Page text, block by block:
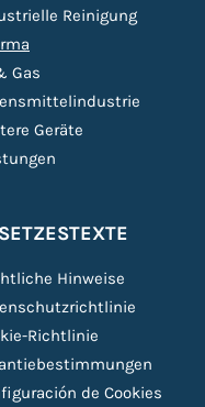
Reinigung
Gas
Geräte
Hinweise
Richtlinie
de Cookies